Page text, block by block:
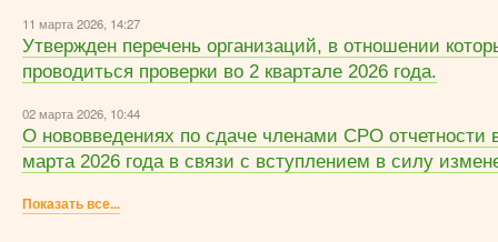
11 марта 2026, 14:27
Утвержден перечень организаций, в отношении
проводиться проверки во 2 квартале 2026 года.
02 марта 2026, 10:44
О нововведениях по сдаче членами СРО отчетности
марта 2026 года в связи с вступлением в силу
Показать все...